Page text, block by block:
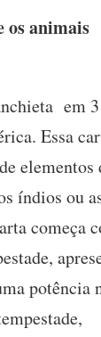
os animais
em
Essa
elementos
índios ou
começa
potência